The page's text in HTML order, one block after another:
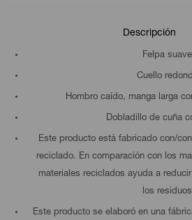
Descripción
Felpa
Cuello
Hombro caído, manga larga
Dobladillo de cuña
Este producto está fabricado con/
reciclado. En comparación con los
materiales reciclados ayuda a
los
Este producto se elaboró en una